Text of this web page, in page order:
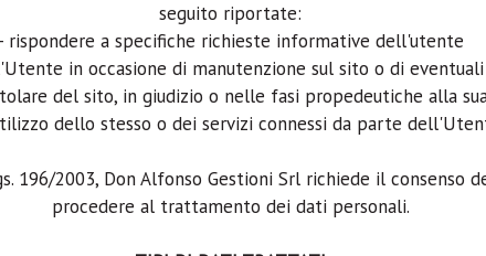
seguito riportate:
- rispondere a specifiche richieste informative dell'utente
in occasione di manutenzione sul sito o di
del sito, in giudizio o nelle fasi propedeutiche alla
dello stesso o dei servizi connessi da parte
196/2003, Don Alfonso Gestioni Srl richiede il
procedere al trattamento dei dati personali.